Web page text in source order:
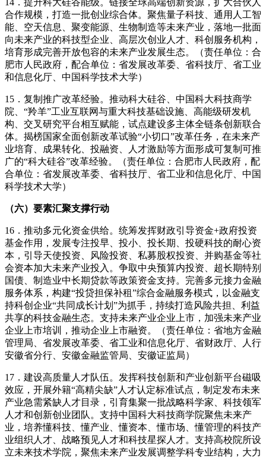
14．提升科大硅谷能级。链接全球高端创新资源，扩大合伙人
合作规模，打造一批创业综合体。聚焦量子科技、通用人工智
能、空天信息、聚变能源、生物制造等未来产业，落地一批面
向未来产业的科技型企业、高层次创业人才、科创服务机构，
培育形成完善开放包容的未来产业发展生态。（责任单位：合
肥市人民政府，配合单位：省发展改革委、省科技厅、省工业
和信息化厅、中国科学技术大学）
15．复制推广改革经验。推动科大硅谷、中国科大科技商学
院、“羚羊”工业互联网与重大科技基础设施、高能级研发机
构、交叉研究平台相互赋能，试点建设多主体全链条创新联合
体。揭榜国家全面创新改革试验“小切口”改革任务，在未来产
业培育、成果转化、投融资、人才激励等方面形成可复制可推
广的“科大硅谷”改革经验。（责任单位：合肥市人民政府，配
合单位：省发展改革委、省科技厅、省工业和信息化厅、中国
科学技术大学）
（六）要素汇聚支撑行动
16．推动多元化资金供给。统筹发挥财政引导资金+政府投资
基金作用，发展专注投早、投小、投长期、投硬科技的耐心资
本，引导天使投资、风险投资、私募股权投资、并购基金等社
会资本加大未来产业投入。争取中央预算内投资、超长期特别
国债、制造业中长期贷款等政策资金支持。完善多元接力金融
服务体系，构建“投贷担保补租”综合金融服务模式，以金融支
持科创企业“共同成长计划”为抓手，持续打造风险共担、利益
共享的科技金融生态。支持未来产业企业上市，加强未来产业
企业上市培训，推动企业上市融资。（责任单位：省地方金融
管理局、省发展改革委、省工业和信息化厅、省财政厅、人行
安徽省分行、安徽金融监管局、安徽证监局）
17．建设高质量人才队伍。发挥科技创新和产业创新平台磁吸
效应，开展外籍“高精尖缺”人才认定标准试点，制定发布未来
产业急需紧缺人才目录，引育集聚一批战略科学家、科技领军
人才和创新创业团队。支持中国科大科技商学院聚焦未来产
业，培养懂科技、懂产业、懂资本、懂市场、懂管理的科技产
业组织人才、战略预见人才和科技星探人才。支持高校院所设
立未来技术学院，聚焦未来产业发展调整学科专业结构，大力